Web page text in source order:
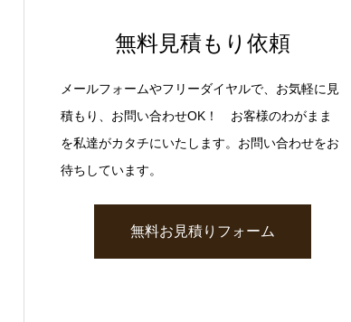
無料見積もり依頼
メールフォームやフリーダイヤルで、お気軽に見
積もり、お問い合わせOK！ お客様のわがまま
を私達がカタチにいたします。お問い合わせをお
待ちしています。
無料お見積りフォーム